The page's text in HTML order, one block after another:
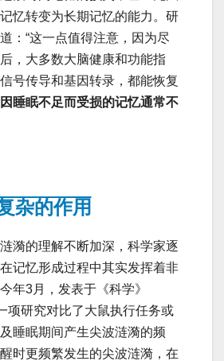
忆转变为长期记忆的能力。研
：“这一点值得注意，因为尽
，大多数大脑健康和功能指
号传导和基因转录，都能恢复
因睡眠不足而受损的记忆通常不
杂的作用
漪的理解不断加深，科学家逐
记忆形成过程中其实发挥着非
年3月，发表于《科学》
项研究对比了大鼠执行任务或
睡眠期间产生尖波涟漪的频
时更频繁发生的尖波涟漪，在